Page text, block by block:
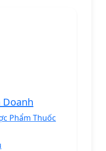
Doanh
Phẩm Thuốc